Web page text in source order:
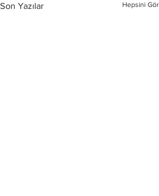
Son Yazılar Hepsini Gör